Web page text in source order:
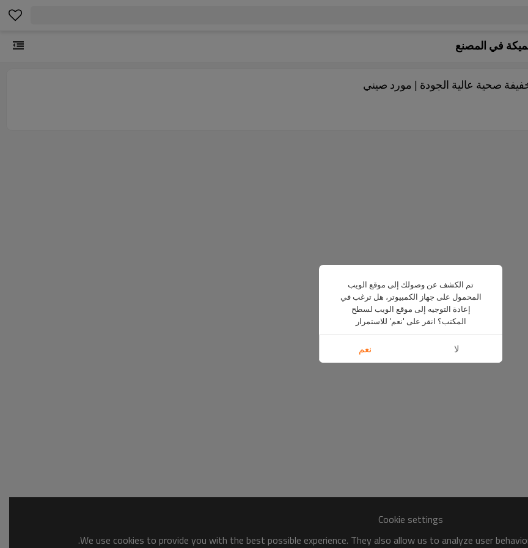
في المصنع
صحية عالية الجودة | مورد صيني
Cookie settings
We use cookies to provide you with the best possible experience. They also allow us to analyze user
تم الكشف عن وصولك إلى موقع الويب
المحمول على جهاز الكمبيوتر، هل ترغب في
إعادة التوجيه إلى موقع الويب لسطح
المكتب؟ انقر على 'نعم' للاستمرار
لا نعم